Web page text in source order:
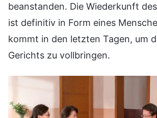
beanstanden. Die Wiederkunft
ist definitiv in Form eines
kommt in den letzten Tagen, um
Gerichts zu vollbringen.